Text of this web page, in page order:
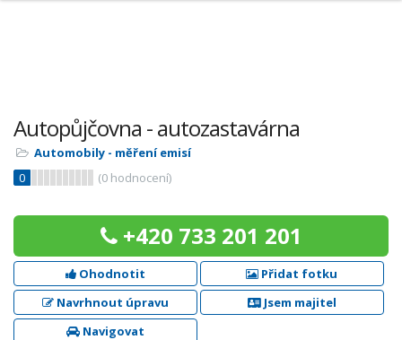
Autopůjčovna - autozastavárna
Automobily - měření emisí
0
(0 hodnocení)
+420 733 201 201
Ohodnotit
Přidat fotku
Navrhnout úpravu
Jsem majitel
Navigovat